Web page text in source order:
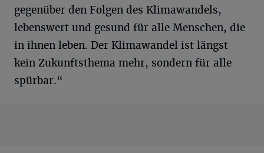
gegenüber den Folgen des Klimawandels,
lebenswert und gesund für alle Menschen, die
in ihnen leben. Der Klimawandel ist längst
kein Zukunftsthema mehr, sondern für alle
spürbar.“